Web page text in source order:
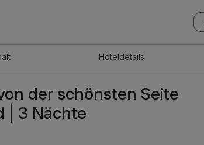
Hoteldetails
der schönsten Seite
| 3 Nächte